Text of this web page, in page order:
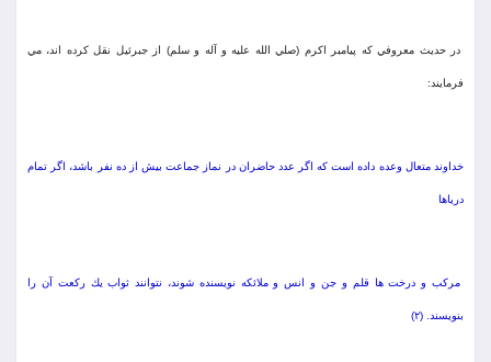
در حديث معروفي كه پيامبر اكرم (صلي الله عليه و آله و سلم) از جبرئيل نقل كرده اند، مي
فرمايند:
خداوند متعال وعده داده است كه اگر عدد حاضران در نماز جماعت بيش از ده نفر باشد، اگر تمام
درياها
مركب و درخت ها قلم و جن و انس و ملائكه نويسنده شوند، نتوانند ثواب يك ركعت آن را
بنويسند. (۲)